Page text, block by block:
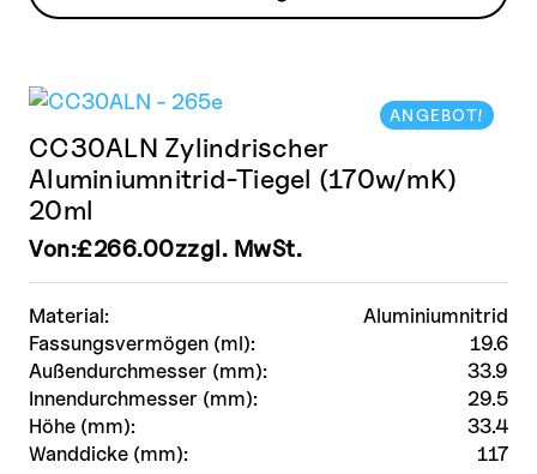
Varianten
Die
Optionen
können
auf
Produktseite
gewählt
werden
ANGEBOT!
Material:
Aluminiumnitrid
Fassungsvermögen (ml):
19.6
Außendurchmesser (mm):
33.9
Innendurchmesser (mm):
29.5
Höhe (mm):
33.4
Wanddicke (mm):
117
CC30ALN Zylindrischer
Aluminiumnitrid-Tiegel (170w/mK)
20ml
Von:£266.00zzgl. MwSt.